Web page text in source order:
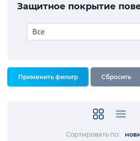
Защитное покрытие
Все
Сортировать по: